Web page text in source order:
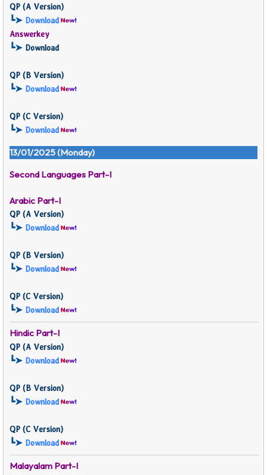
QP (A Version)
┗➤ Download
Answerkey
┗➤ Download
QP (B Version)
┗➤ Download
QP (C Version)
┗➤ Download
13/01/2025 (Monday)
Second Languages Part-I
Arabic Part-I
QP (A Version)
┗➤ Download
QP (B Version)
┗➤ Download
QP (C Version)
┗➤ Download
Hindic Part-I
QP (A Version)
┗➤ Download
QP (B Version)
┗➤ Download
QP (C Version)
┗➤ Download
Malayalam Part-I